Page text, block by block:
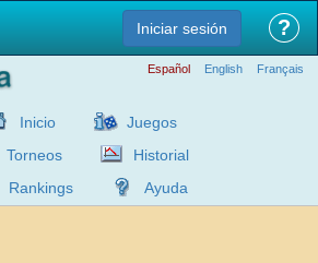
Iniciar sesión ?
Español English Français
Inicio
Juegos
Torneos
Historial
Rankings
Ayuda